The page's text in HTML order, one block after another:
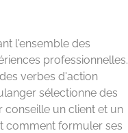
l'ensemble des
professionnelles.
verbes d'action
sélectionne des
conseille un client et un
comment formuler ses